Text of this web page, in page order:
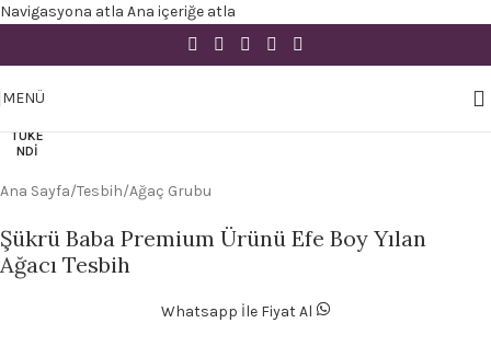
Navigasyona atla Ana içeriğe atla
MENÜ
TÜKE
NDI
Ana Sayfa/Tesbih/Ağaç Grubu
Şükrü Baba Premium Ürünü Efe Boy Yılan
Ağacı Tesbih
Whatsapp İle Fiyat Al